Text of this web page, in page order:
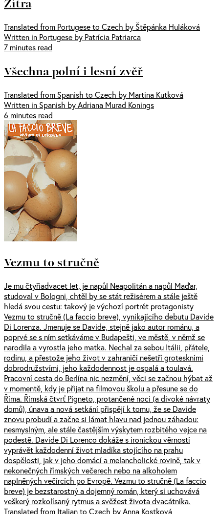
Translated from Portugese to Czech by Štěpánka Huláková
Written in Portugese by Patrícia Patriarca
7 minutes read
Všechna polní i lesní zvěř
Translated from Spanish to Czech by Martina Kutková
Written in Spanish by Adriana Murad Konings
6 minutes read
Vezmu to stručně
Je mu čtyřiadvacet let, je napůl Neapolitán a napůl Maďar,
studoval v Bologni, chtěl by se stát režisérem a stále ještě
hledá svou cestu: takový je výchozí portrét protagonisty
Vezmu to stručně (La faccio breve), vynikajícího debutu Davide
Di Lorenza. Jmenuje se Davide, stejně jako autor románu, a
poprvé se s ním setkáváme v Budapešti, ve městě, v němž se
narodila a vyrostla jeho matka. Nechal za sebou Itálii, přátele,
rodinu, a přestože jeho život v zahraničí nešetří groteskními
dobrodružstvími, jeho každodennost je ospalá a toulavá.
Pracovní cesta do Berlína nic nezmění, věci se začnou hýbat až
v momentě, kdy je přijat na filmovou školu a přesune se do
Říma. Římská čtvrť Pigneto, protančené noci (a divoké návraty
domů), únava a nová setkání přispějí k tomu, že se Davide
znovu probudí a začne si lámat hlavu nad jednou záhadou:
nesmyslným, ale stále častějším výskytem rozbitého vejce na
podestě. Davide Di Lorenco dokáže s ironickou věrností
vyprávět každodenní život mladíka stojícího na prahu
dospělosti, jak v jeho domácí a melancholické rovině, tak v
nekonečných římských večerech nebo na alkoholem
naplněných večírcích po Evropě. Vezmu to stručně (La faccio
breve) je bezstarostný a dojemný román, který si uchovává
veškerý rozkolísaný rytmus a svěžest života dvacátníka.
Translated from Italian to Czech by Anna Kostková